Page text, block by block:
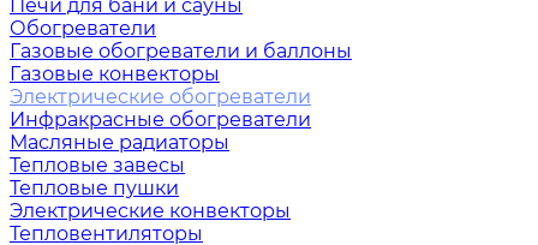
Печи для бани и сауны
Обогреватели
Газовые обогреватели и баллоны
Газовые конвекторы
Электрические обогреватели
Инфракрасные обогреватели
Масляные радиаторы
Тепловые завесы
Тепловые пушки
Электрические конвекторы
Тепловентиляторы